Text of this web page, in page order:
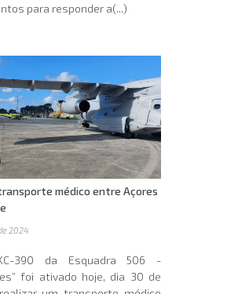
para responder a(...)
médico entre Açores
2024
390 da Esquadra 506 -
foi ativado hoje, dia 30 de